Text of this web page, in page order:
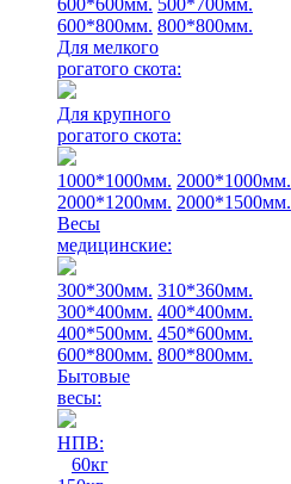
600*600мм. 500*700мм.
600*800мм. 800*800мм.
Для мелкого
рогатого скота:
Для крупного
рогатого скота:
1000*1000мм. 2000*1000мм.
2000*1200мм. 2000*1500мм.
Весы
медицинские:
300*300мм. 310*360мм.
300*400мм. 400*400мм.
400*500мм. 450*600мм.
600*800мм. 800*800мм.
Бытовые
весы:
НПВ:
60кг